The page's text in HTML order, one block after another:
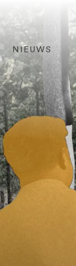
NIEUWS